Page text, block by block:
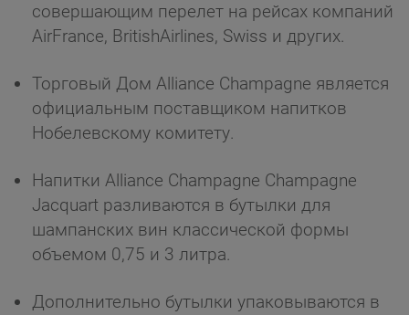
совершающим перелет на рейсах компаний
AirFrance, BritishAirlines, Swiss и других.
Торговый Дом Alliance Champagne является
официальным поставщиком напитков
Нобелевскому комитету.
Напитки Alliance Champagne Champagne
Jacquart разливаются в бутылки для
шампанских вин классической формы
объемом 0,75 и 3 литра.
Дополнительно бутылки упаковываются в